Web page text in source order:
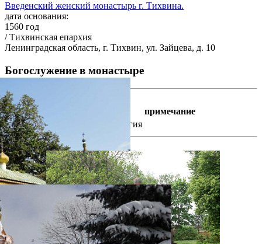
Введенский женский монастырь г. Тихвина.
дата основания:
1560 год
/ Тихвинская епархия
Ленинградская область, г. Тихвин, ул. Зайцева, д. 10
Богослужение в монастыре
По: суб., праздники
время
примечание
10 : 00
Божественная литургия
фотогалерея